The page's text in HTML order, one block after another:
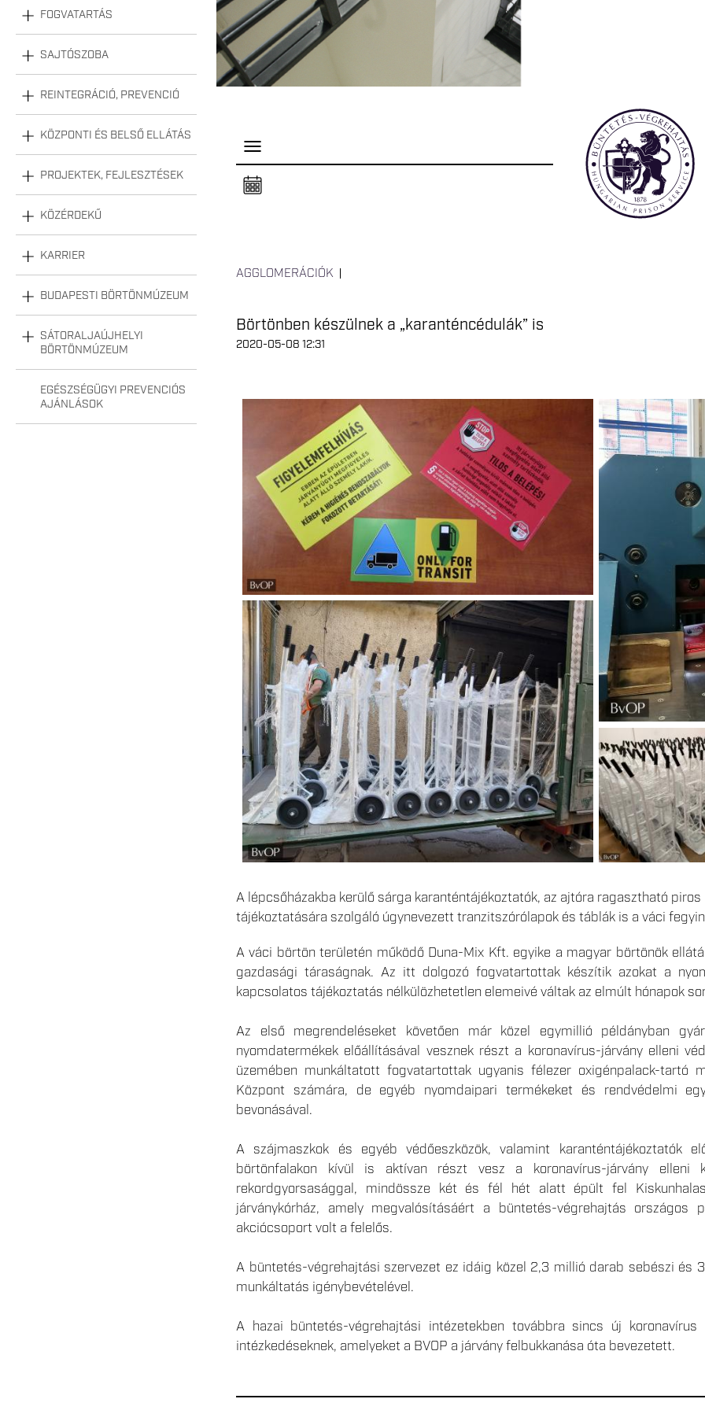
FOGVATARTÁS
SAJTÓSZOBA
REINTEGRÁCIÓ, PREVENCIÓ
KÖZPONTI ÉS BELSŐ ELLÁTÁS
PROJEKTEK, FEJLESZTÉSEK
KÖZÉRDEKŰ
KARRIER
BUDAPESTI BÖRTÖNMÚZEUM
SÁTORALJAÚJHELYI
BÖRTÖNMÚZEUM
EGÉSZSÉGÜGYI PREVENCIÓS
AJÁNLÁSOK
P
e
l
a
AGGLOMERÁCIÓK
Börtönben készülnek a „karanténcédulák” is
2020-05-08 12:31
A lépcsőházakba kerülő sárga karanténtájékoztatók, az ajtóra ragasztható
tájékoztatására szolgáló úgynevezett tranzitszórólapok és táblák is a váci
A váci börtön területén működő Duna-Mix Kft. egyike a magyar börtönök
gazdasági táraságnak. Az itt dolgozó fogvatartottak készítik azokat a
kapcsolatos tájékoztatás nélkülözhetetlen elemeivé váltak az elmúlt hónapok
Az első megrendeléseket követően már közel egymillió példányban
nyomdatermékek előállításával vesznek részt a koronavírus-járvány elleni
üzemében munkáltatott fogvatartottak ugyanis félezer oxigénpalack-tartó
Központ számára, de egyéb nyomdaipari termékeket és rendvédelmi
bevonásával.
A szájmaszkok és egyéb védőeszközök, valamint karanténtájékoztatók
börtönfalakon kívül is aktívan részt vesz a koronavírus-járvány elleni
rekordgyorsasággal, mindössze két és fél hét alatt épült fel
járványkórház, amely megvalósításáért a büntetés-végrehajtás országos
akciócsoport volt a felelős.
A büntetés-végrehajtási szervezet ez idáig közel 2,3 millió darab sebészi
munkáltatás igénybevételével.
A hazai büntetés-végrehajtási intézetekben továbbra sincs új
intézkedéseknek, amelyeket a BVOP a járvány felbukkanása óta bevezetett.